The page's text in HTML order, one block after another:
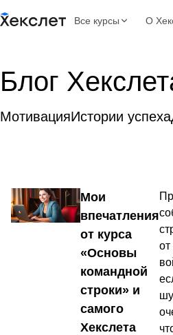
Все курсы О
Блог
МотивацияИстории успеха
Мои
впечатления
от курса
«Основы
командной
строки» и
самого
Хекслета